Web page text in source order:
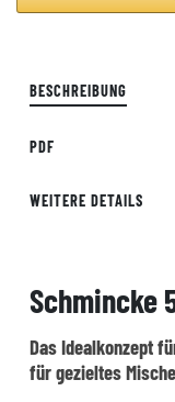
BESCHREIBUNG
PDF
WEITERE DETAILS
Schmincke
Das Idealkonzept
für gezieltes